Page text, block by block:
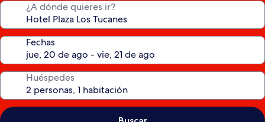
¿A dónde quieres ir?
Fechas
Huéspedes